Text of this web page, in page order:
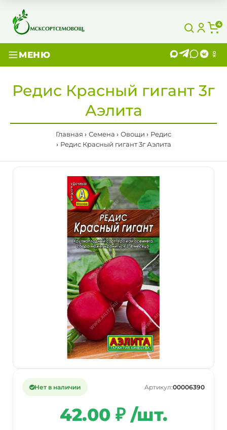
4
МЕНЮ
Редис Красный гигант 3г
Аэлита
Главная Семена Овощи
Редис
Редис Красный гигант 3г Аэлита
Нет в наличии Артикул:00006390
42.00 ₽ /шт.